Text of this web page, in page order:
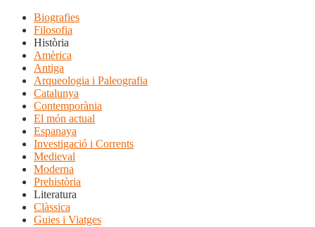
Biografies
Filosofia
Història
Amèrica
Antiga
Arqueologia i Paleografia
Catalunya
Contemporània
El món actual
Espanaya
Investigació i Corrents
Medieval
Moderna
Prehistòria
Literatura
Clàssica
Guies i Viatges